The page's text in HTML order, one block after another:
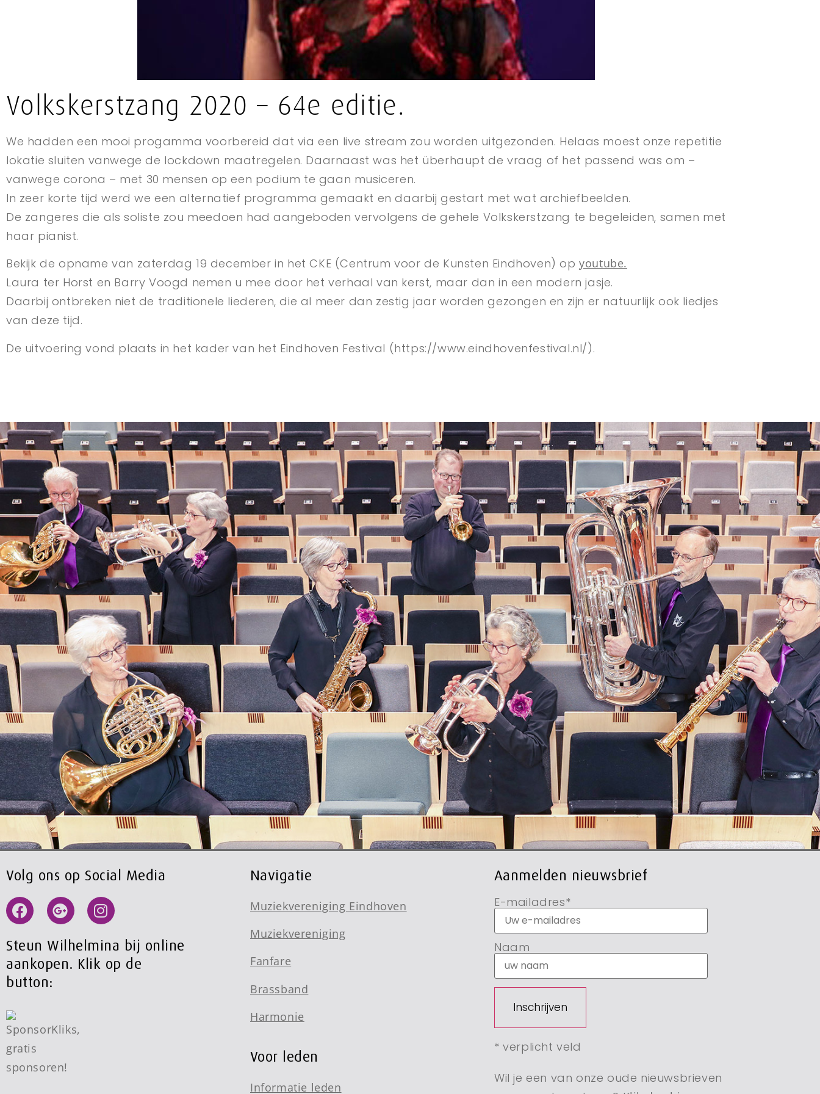
Volkskerstzang 2020 – 64e editie.
We hadden een mooi progamma voorbereid dat via een live stream zou worden uitgezonden. Helaas moest onze repetitie
lokatie sluiten vanwege de lockdown maatregelen. Daarnaast was het überhaupt de vraag of het passend was om –
vanwege corona – met 30 mensen op een podium te gaan musiceren.
In zeer korte tijd werd we een alternatief programma gemaakt en daarbij gestart met wat archiefbeelden.
De zangeres die als soliste zou meedoen had aangeboden vervolgens de gehele Volkskerstzang te begeleiden, samen met
haar pianist.
Bekijk de opname van zaterdag 19 december in het CKE (Centrum voor de Kunsten Eindhoven) opyoutube.
Laura ter Horst en Barry Voogd nemen u mee door het verhaal van kerst, maar dan in een modern jasje.
Daarbij ontbreken niet de traditionele liederen, die al meer dan zestig jaar worden gezongen en zijn er natuurlijk ook liedjes
van deze tijd.
De uitvoering vond plaats in het kader van het Eindhoven Festival (https://www.eindhovenfestival.nl/).
Volg ons op Social Media
Steun Wilhelmina bij online
aankopen. Klik op de
button:
Navigatie
Muziekvereniging Eindhoven
Muziekvereniging
Fanfare
Brassband
Harmonie
Voor leden
Informatie leden
Aanmelden nieuwsbrief
E-mailadres*
Naam
* verplicht veld
Wil je een van onze oude nieuwsbrieven